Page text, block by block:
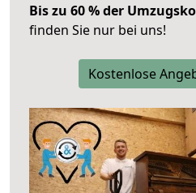
Bis zu 60 % der
finden Sie nur bei uns!
Kostenlose